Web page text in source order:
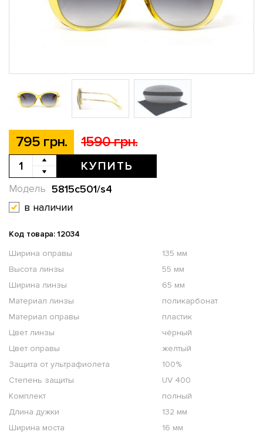
795 грн. 1590 грн.
КУПИТЬ
5815c501/s4
Модель
в наличии
Код товара: 12034
Ширина оправы
135 мм
Высота линзы
55 мм
Ширина линзы
65 мм
Материал линзы
поликарбонат
Материал оправы
пластик
Цвет линзы
чёрный
Цвет оправы
желтый
Защита от ультрафиолета
100%
Степень защиты
UV 400
Комплект
полный
Длина дужки
132 мм
Ширина моста
16 мм